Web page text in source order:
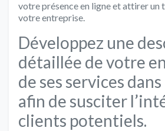
votre présence en ligne et attirer un
votre entreprise.
Développez une
détaillée de votre
de ses services
afin de susciter
clients potentiels.